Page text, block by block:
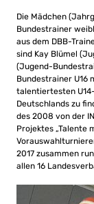
Die Mädchen
Bundestrainer
aus dem DBB-
sind Kay Blümel
(Jugend-
Bundestrainer U16
talentiertesten
Deutschlands zu
des 2008 von der
Projektes „Talente
2017 zusammen
allen 16